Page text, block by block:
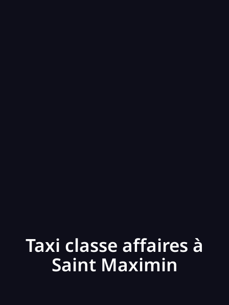
Taxi classe affaires à
Saint Maximin